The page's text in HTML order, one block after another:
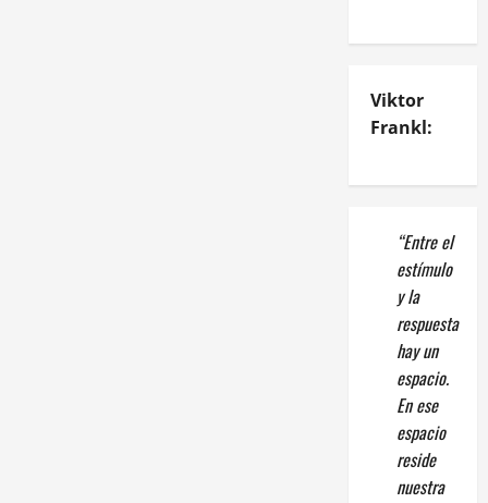
Viktor
Frankl:
“Entre el
estímulo
y la
respuesta
hay un
espacio.
En ese
espacio
reside
nuestra